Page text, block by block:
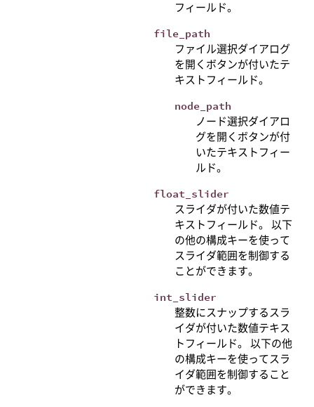
フィールド。
file_path
ファイル選択ダイアログ
を開くボタンが付いたテ
キストフィールド。
node_path
ノード選択ダイアロ
グを開くボタンが付
いたテキストフィー
ルド。
float_slider
スライダが付いた数値テ
キストフィールド。 以下
の他の構成キーを使って
スライダ範囲を制御する
ことができます。
int_slider
整数にスナップするスラ
イダが付いた数値テキス
トフィールド。 以下の他
の構成キーを使ってスラ
イダ範囲を制御すること
ができます。